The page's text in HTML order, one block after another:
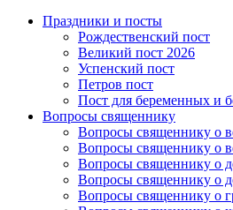
Праздники и посты
Рождественский пост
Великий пост 2026
Успенский пост
Петров пост
Пост для беременных и
Вопросы священнику
Вопросы священнику о
Вопросы священнику о
Вопросы священнику о
Вопросы священнику о
Вопросы священнику о